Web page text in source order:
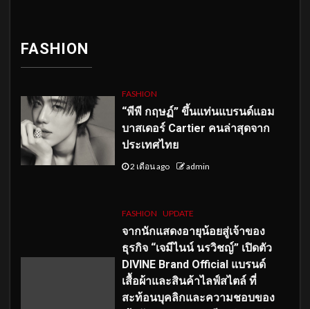
FASHION
FASHION
“พีพี กฤษฏ์” ขึ้นแท่นแบรนด์แอม
บาสเดอร์ Cartier คนล่าสุดจาก
ประเทศไทย
2 เดือน ago admin
FASHION UPDATE
จากนักแสดงอายุน้อยสู่เจ้าของ
ธุรกิจ “เจมีไนน์ นรวิชญ์” เปิดตัว
DIVINE Brand Official แบรนด์
เสื้อผ้าและสินค้าไลฟ์สไตล์ ที่
สะท้อนบุคลิกและความชอบของ